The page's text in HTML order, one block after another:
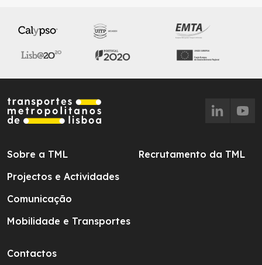
Sobre a TML
Projectos e Actividades
Comunicação
Mobilidade e Transportes
Recrutamento da TML
Contactos